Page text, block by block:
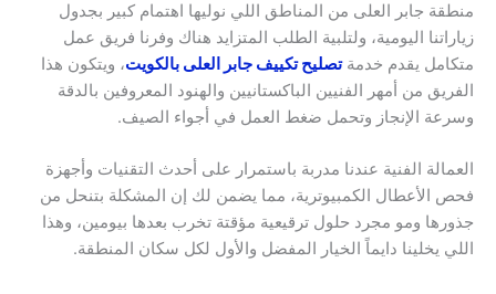
منطقة جابر العلى من المناطق اللي نوليها اهتمام كبير بجدول
زياراتنا اليومية، ولتلبية الطلب المتزايد هناك وفرنا فريق عمل
متكامل يقدم خدمةتصليح تكييف جابر العلى بالكويت، ويتكون هذا
الفريق من أمهر الفنيين الباكستانيين والهنود المعروفين بالدقة
وسرعة الإنجاز وتحمل ضغط العمل في أجواء الصيف.
العمالة الفنية عندنا مدربة باستمرار على أحدث التقنيات وأجهزة
فحص الأعطال الكمبيوترية، مما يضمن لك إن المشكلة بتنحل من
جذورها ومو مجرد حلول ترقيعية مؤقتة تخرب بعدها بيومين، وهذا
اللي يخلينا دايماً الخيار المفضل والأول لكل سكان المنطقة.